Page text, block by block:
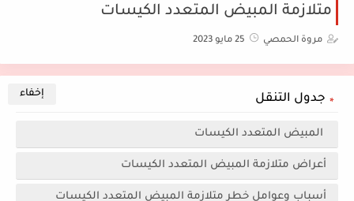
متلازمة المبيض المتعدد الكيسات
مروة الحمصي 25 مايو 2023
جدول التنقل
المبيض المتعدد الكيسات
أعراض متلازمة المبيض المتعدد الكيسات
أسباب وعوامل خطر متلازمة المبيض المتعدد الكيسات